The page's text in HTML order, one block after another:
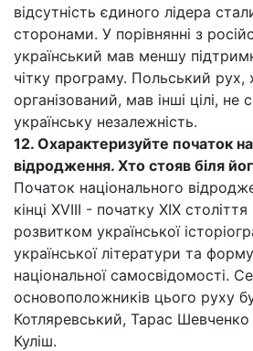
відсутність єдиного лідера
сторонами. У порівнянні з
український мав меншу
чітку програму. Польський рух,
організований, мав інші цілі, не
українську незалежність.
12. Охарактеризуйте початок
відродження. Хто стояв біля
Початок національного
кінці XVIII - початку XIX століття
розвитком української
української літератури та
національної самосвідомості.
основоположників цього руху
Котляревський, Тарас
Куліш.